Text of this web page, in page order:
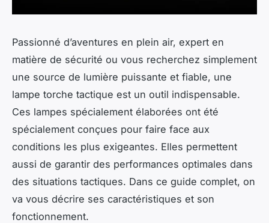
Passionné d’aventures en plein air, expert en
matière de sécurité ou vous recherchez simplement
une source de lumière puissante et fiable, une
lampe torche tactique est un outil indispensable.
Ces lampes spécialement élaborées ont été
spécialement conçues pour faire face aux
conditions les plus exigeantes. Elles permettent
aussi de garantir des performances optimales dans
des situations tactiques. Dans ce guide complet, on
va vous décrire ses caractéristiques et son
fonctionnement.